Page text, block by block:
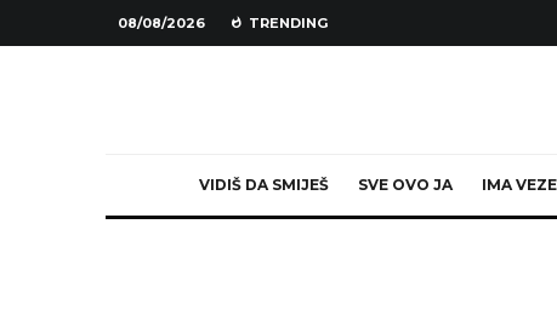
08/08/2026 TRENDING
VIDIŠ DA SMIJEŠ SVE OVO JA IMA